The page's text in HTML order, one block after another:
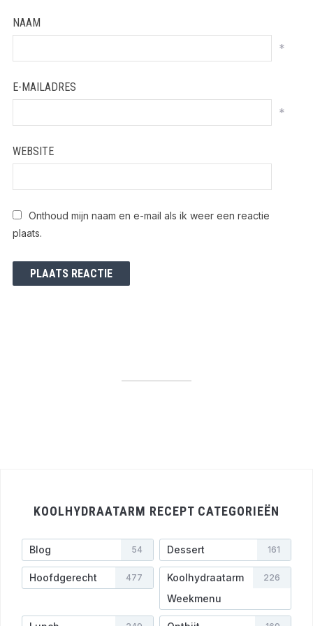
NAAM
*
E-MAILADRES
*
WEBSITE
Onthoud mijn naam en e-mail als ik weer een reactie
plaats.
KOOLHYDRAATARM RECEPT CATEGORIEËN
Blog 54 Dessert 161
Hoofdgerecht 477
Koolhydraatarm
Weekmenu
226